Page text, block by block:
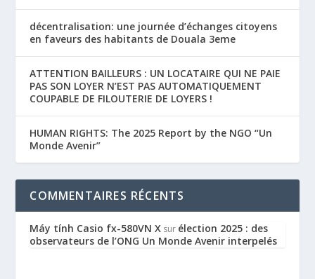
décentralisation: une journée d’échanges citoyens
en faveurs des habitants de Douala 3eme
ATTENTION BAILLEURS : UN LOCATAIRE QUI NE PAIE
PAS SON LOYER N’EST PAS AUTOMATIQUEMENT
COUPABLE DE FILOUTERIE DE LOYERS !
HUMAN RIGHTS: The 2025 Report by the NGO “Un
Monde Avenir”
COMMENTAIRES RÉCENTS
Máy tính Casio fx-580VN X sur élection 2025 : des
observateurs de l’ONG Un Monde Avenir interpelés